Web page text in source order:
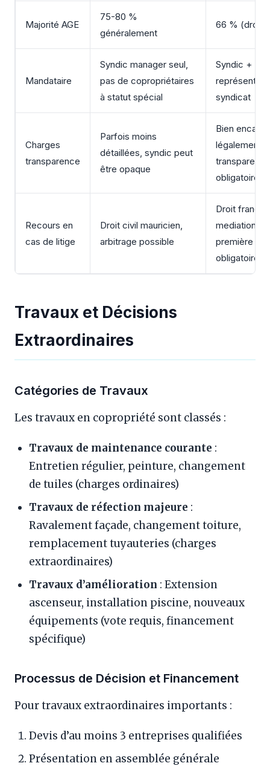
Majorité AGE
75-80 %
généralement
66 % (droit
Mandataire
Syndic manager seul,
pas de copropriétaires
à statut spécial
Syndic +
syndicat
Charges
transparence
Parfois moins
détaillées, syndic peut
être opaque
Bien encadré
légalement,
transparence
obligatoire
Recours en
cas de litige
Droit civil mauricien,
arbitrage possible
Droit
mediation en
première
obligatoire
Travaux et Décisions
Extraordinaires
Catégories de Travaux
Les travaux en copropriété sont classés :
Travaux de maintenance courante :
Entretien régulier, peinture, changement
de tuiles (charges ordinaires)
Travaux de réfection majeure :
Ravalement façade, changement toiture,
remplacement tuyauteries (charges
extraordinaires)
Travaux d’amélioration : Extension
ascenseur, installation piscine, nouveaux
équipements (vote requis, financement
spécifique)
Processus de Décision et Financement
Pour travaux extraordinaires importants :
Devis d’au moins 3 entreprises qualifiées
Présentation en assemblée générale